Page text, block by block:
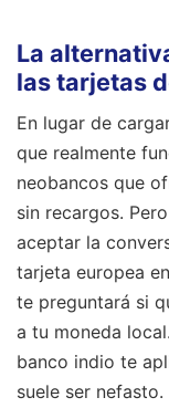
La
las tarjetas
En lugar de
que realmente
neobancos que
sin recargos.
aceptar la
tarjeta europea
te preguntará si
a tu moneda
banco indio te
suele ser